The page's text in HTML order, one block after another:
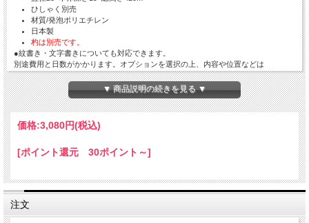
ひしゃく別売
材質/発泡ポリエチレン
日本製
杓は別売です。
●紋書き・文字書きについても対応できます。
別途費用と日数がかかります。オプションを選択の上、内容や位置などは
メールinfo@hoko-butugu.comにてご連絡下さい。
▶各宗派の紋を見る
▼ 商品説明の続きを見る ▼
価格:3,080円(税込)
[ポイント還元 30ポイント～]
注文